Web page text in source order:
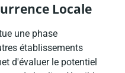
Locale
une phase
établissements
d'évaluer le potentiel